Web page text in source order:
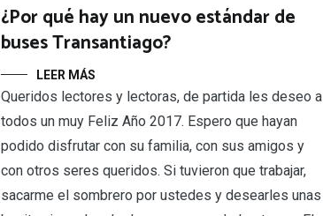
¿Por qué hay un nuevo estándar de
buses Transantiago?
LEER MÁS
Queridos lectores y lectoras, de partida les deseo a
todos un muy Feliz Año 2017. Espero que hayan
podido disfrutar con su familia, con sus amigos y
con otros seres queridos. Si tuvieron que trabajar,
sacarme el sombrero por ustedes y desearles unas